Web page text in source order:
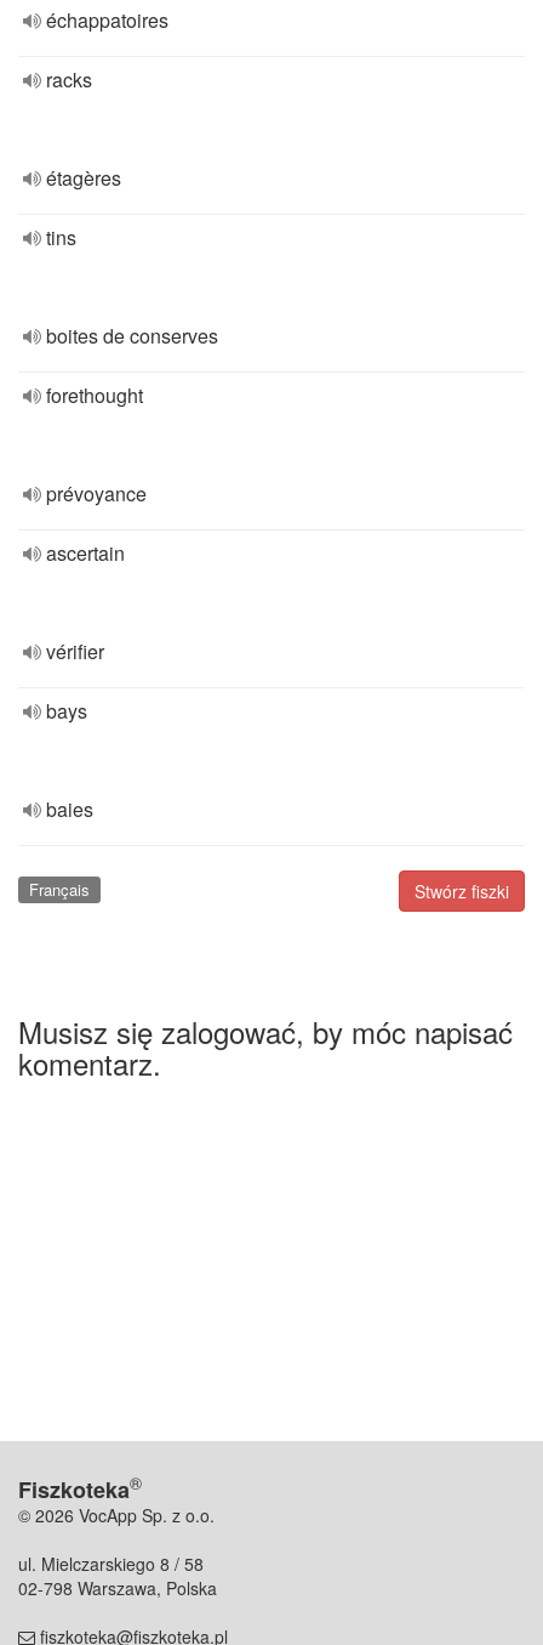
échappatoires
racks
étagères
tins
boites de conserves
forethought
prévoyance
ascertain
vérifier
bays
baies
Stwórz fiszki
Français
Musisz się zalogować, by móc napisać
komentarz.
Fiszkoteka®
© 2026 VocApp Sp. z o.o.
ul. Mielczarskiego 8 / 58
02-798 Warszawa, Polska
fiszkoteka@fiszkoteka.pl